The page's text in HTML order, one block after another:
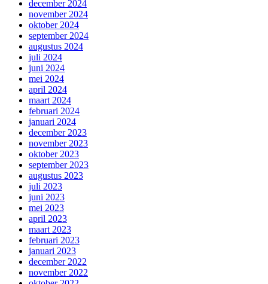
december 2024
november 2024
oktober 2024
september 2024
augustus 2024
juli 2024
juni 2024
mei 2024
april 2024
maart 2024
februari 2024
januari 2024
december 2023
november 2023
oktober 2023
september 2023
augustus 2023
juli 2023
juni 2023
mei 2023
april 2023
maart 2023
februari 2023
januari 2023
december 2022
november 2022